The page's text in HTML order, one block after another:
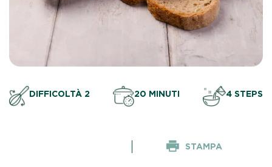
DIFFICOLTÀ 2 20 MINUTI 4 STEPS
STAMPA